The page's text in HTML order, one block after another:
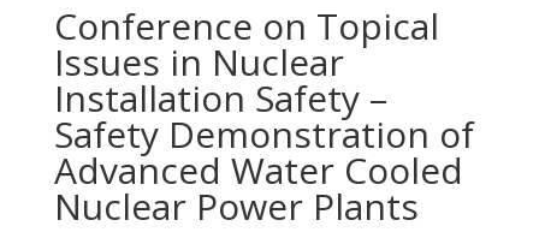
Conference on Topical
Issues in Nuclear
Installation Safety –
Safety Demonstration of
Advanced Water Cooled
Nuclear Power Plants